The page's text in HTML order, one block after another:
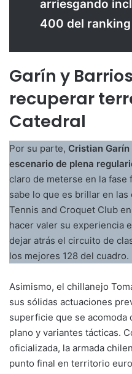
arriesgando
400 del ranking
Garín y
recuperar
Catedral
Por su parte, Cristian Garín
escenario de plena
claro de meterse en la fase
sabe lo que es brillar en las
Tennis and Croquet Club
hacer valer su experiencia
dejar atrás el circuito de
los mejores 128 del cuadro.
Asimismo, el chillanejo
sus sólidas actuaciones
superficie que se acomoda
plano y variantes tácticas.
oficializada, la armada
punto final en territorio